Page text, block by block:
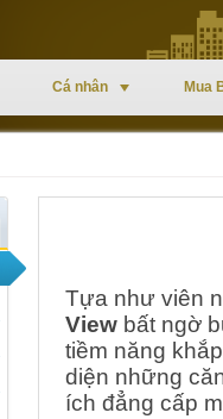
Cá nhân Mua
Tựa như viên
View bất ngờ
tiềm năng
diện những
ích đẳng cấp